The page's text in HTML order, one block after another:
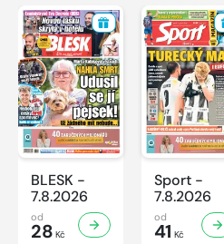
BLESK -
7.8.2026
od
28 Kč
Sport -
7.8.2026
od
41 Kč